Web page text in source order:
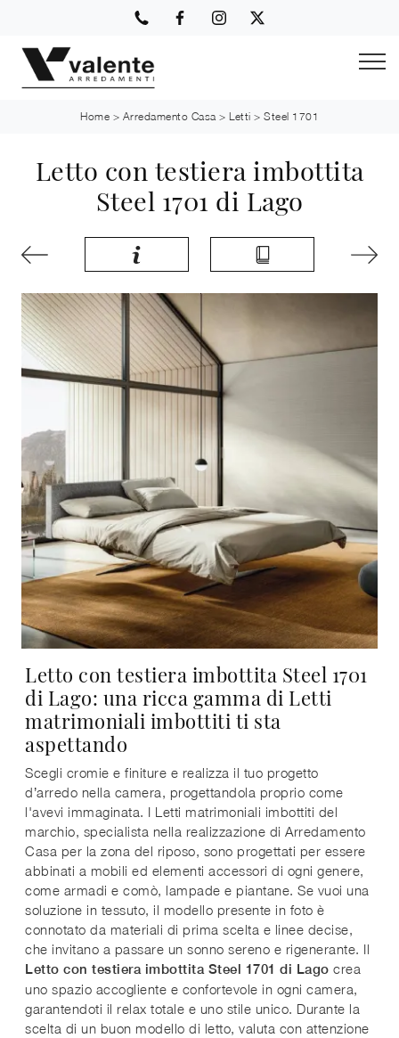
Home > Arredamento Casa > Letti > Steel 1701
Letto con testiera imbottita
Steel 1701 di Lago
Letto con testiera imbottita Steel 1701
di Lago: una ricca gamma di Letti
matrimoniali imbottiti ti sta
aspettando
Scegli cromie e finiture e realizza il tuo progetto
d’arredo nella camera, progettandola proprio come
l'avevi immaginata. I Letti matrimoniali imbottiti del
marchio, specialista nella realizzazione di Arredamento
Casa per la zona del riposo, sono progettati per essere
abbinati a mobili ed elementi accessori di ogni genere,
come armadi e comò, lampade e piantane. Se vuoi una
soluzione in tessuto, il modello presente in foto è
connotato da materiali di prima scelta e linee decise,
che invitano a passare un sonno sereno e rigenerante. Il
Letto con testiera imbottita Steel 1701 di Lago crea
uno spazio accogliente e confortevole in ogni camera,
garantendoti il relax totale e uno stile unico. Durante la
scelta di un buon modello di letto, valuta con attenzione